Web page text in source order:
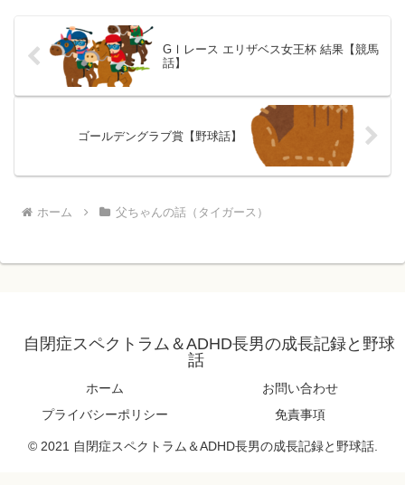
GⅠレース エリザベス女王杯 結果【競馬
話】
ゴールデングラブ賞【野球話】
ホーム 父ちゃんの話（タイガース）
自閉症スペクトラム＆ADHD長男の成長記録と野球
話
ホーム
お問い合わせ
プライバシーポリシー
免責事項
© 2021 自閉症スペクトラム＆ADHD長男の成長記録と野球話.